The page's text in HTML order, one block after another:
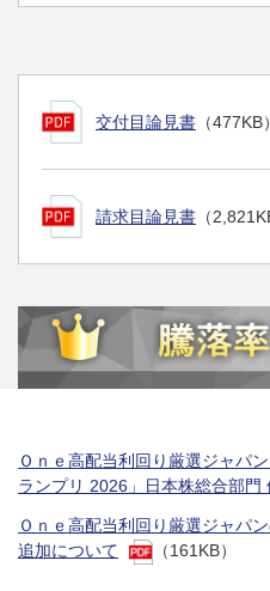
交付目論見書 （477KB）
請求目論見書 （
Ｏｎｅ高配当利回り厳選ジャパ
ランプリ 2026」日本株総合部門
Ｏｎｅ高配当利回り厳選ジャパ
追加について
（161KB）